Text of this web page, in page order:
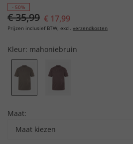
- 50%
€ 35,99 € 17,99
Prijzen inclusief BTW, excl. verzendkosten
Kleur: mahoniebruin
Maat:
Maat kiezen